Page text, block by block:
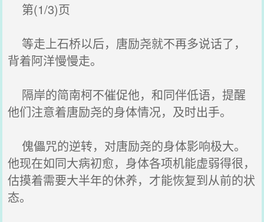
第(1/3)页
等走上石桥以后，唐励尧就不再多说话了，
背着阿洋慢慢走。
隔岸的简南柯不催促他，和同伴低语，提醒
他们注意着唐励尧的身体情况，及时出手。
傀儡咒的逆转，对唐励尧的身体影响极大。
他现在如同大病初愈，身体各项机能虚弱得很，
估摸着需要大半年的休养，才能恢复到从前的状
态。